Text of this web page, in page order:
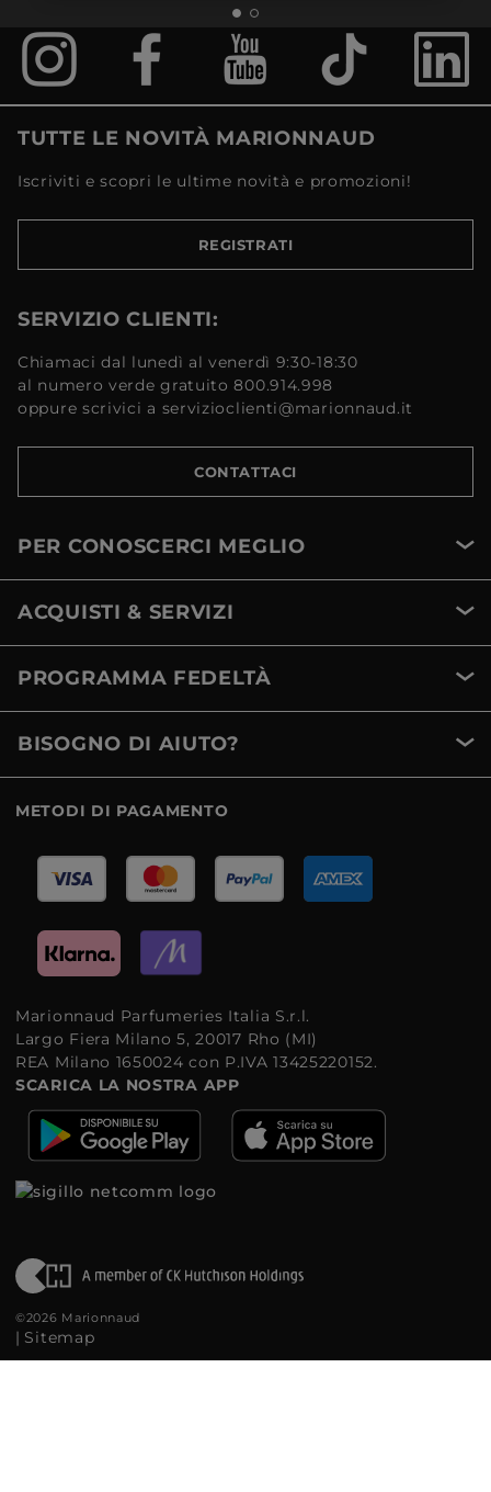
TUTTE LE NOVITÀ MARIONNAUD
Iscriviti e scopri le ultime novità e promozioni!
REGISTRATI
SERVIZIO CLIENTI:
Chiamaci dal lunedì al venerdì 9:30-18:30
al numero verde gratuito 800.914.998
oppure scrivici a servizioclienti@marionnaud.it
CONTATTACI
PER CONOSCERCI MEGLIO
ACQUISTI & SERVIZI
PROGRAMMA FEDELTÀ
BISOGNO DI AIUTO?
METODI DI PAGAMENTO
Marionnaud Parfumeries Italia S.r.l.
Largo Fiera Milano 5, 20017 Rho (MI)
REA Milano 1650024 con P.IVA 13425220152.
SCARICA LA NOSTRA APP
©2026 Marionnaud
| Sitemap